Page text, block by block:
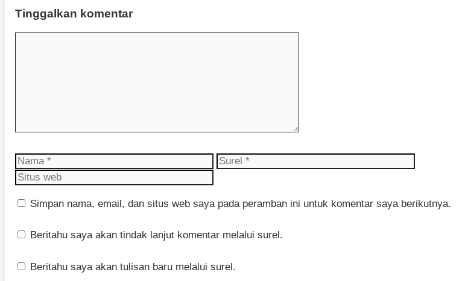
Tinggalkan komentar
Nama Surel
Simpan nama, email, dan situs web saya pada peramban ini untuk komentar saya berikutnya.
Beritahu saya akan tindak lanjut komentar melalui surel.
Beritahu saya akan tulisan baru melalui surel.